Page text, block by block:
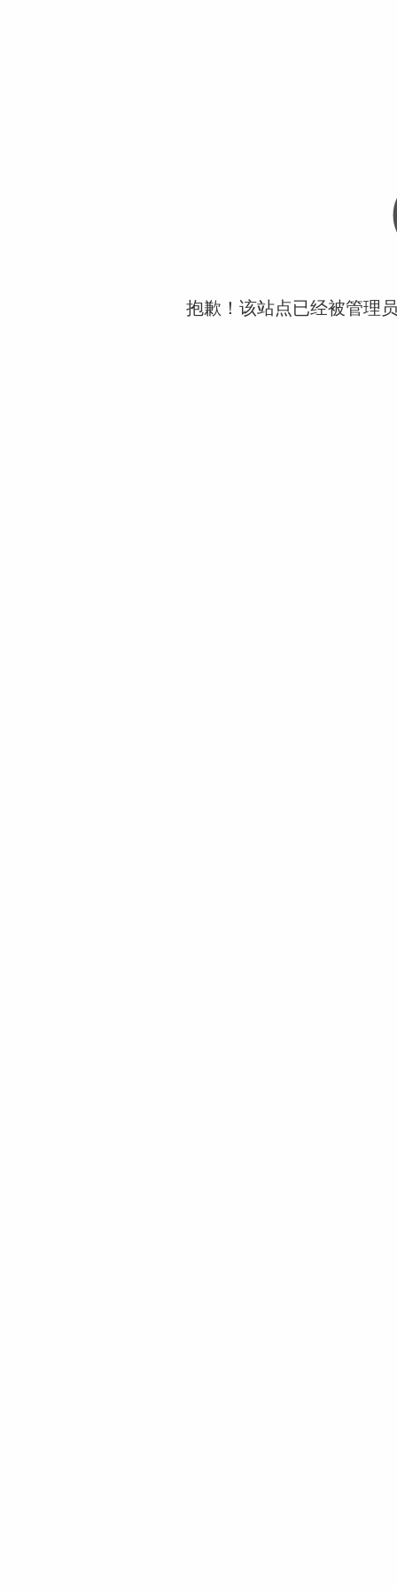
抱歉！该站点已经被管理